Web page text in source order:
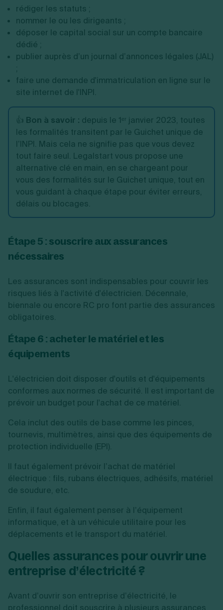
rédiger les statuts ;
nommer le ou les dirigeants ;
déposer le capital social sur un compte bancaire
dédié ;
publier auprès d’un journal d’annonces légales (JAL)
;
faire une demande d'immatriculation en ligne sur le
site internet de l'INPI.
👍 Bon à savoir : depuis le 1ᵉʳ janvier 2023, toutes
les formalités transitent par le Guichet unique de
l’INPI. Mais cela ne signifie pas que vous devez
tout faire seul. Legalstart vous propose une
alternative clé en main, en se chargeant pour
vous des formalités sur le Guichet unique, tout en
vous guidant à chaque étape pour éviter erreurs,
délais ou blocages.
Étape 5 : souscrire aux assurances
nécessaires
Les assurances sont indispensables pour couvrir les
risques liés à l'activité d'électricien. Décennale,
biennale ou encore RC pro font partie des assurances
obligatoires.
Étape 6 : acheter le matériel et les
équipements
L'électricien doit disposer d'outils et d'équipements
conformes aux normes de sécurité. Il est important de
prévoir un budget pour l'achat de ce matériel.
Cela inclut des outils de base comme les pinces,
tournevis, multimètres, ainsi que des équipements de
protection individuelle (EPI).
Il faut également prévoir l’achat de matériel
électrique : fils, rubans électriques, adhésifs, matériel
de soudure, etc.
Enfin, il faut également penser à l’équipement
informatique, et à un véhicule utilitaire pour les
déplacements et le transport du matériel.
Quelles assurances pour ouvrir une
entreprise d’électricité ?
Avant d’ouvrir son entreprise d’électricité, le
professionnel doit souscrire à plusieurs assurances